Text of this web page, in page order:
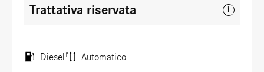
Trattativa riservata i
Diesel Automatico